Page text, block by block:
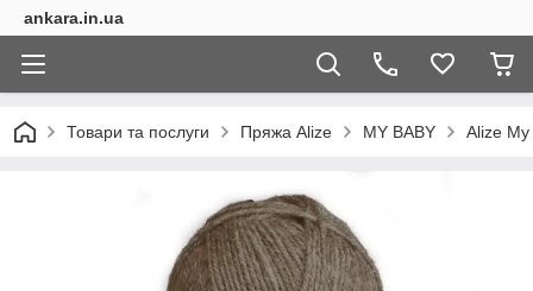
ankara.in.ua
Товари та послуги Пряжа Alize MY BABY Alize